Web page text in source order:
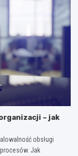
– jak
obsługi
Jak